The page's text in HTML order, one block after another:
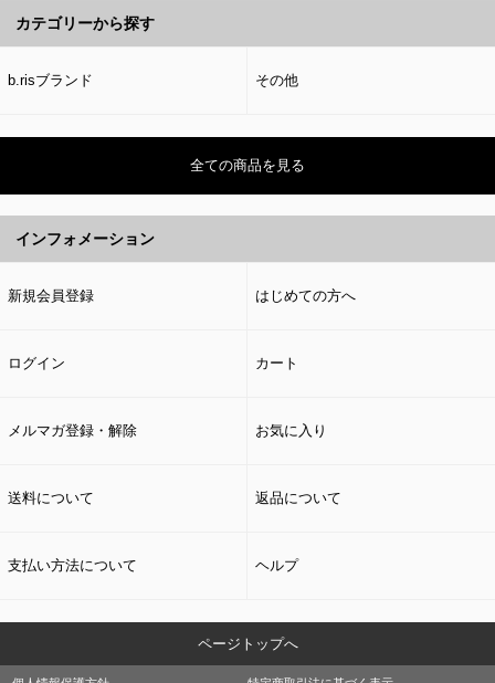
カテゴリーから探す
b.risブランド その他
全ての商品を見る
インフォメーション
新規会員登録 はじめての方へ
ログイン カート
メルマガ登録・解除 お気に入り
送料について 返品について
支払い方法について ヘルプ
ページトップへ